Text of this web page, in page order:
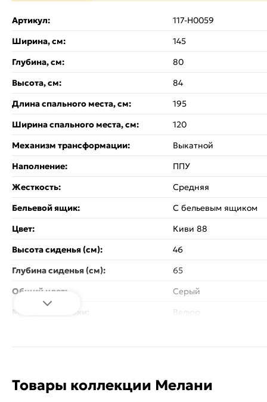
Артикул:
117-Н0059
Ширина, см:
145
Глубина, см:
80
Высота, см:
84
Длина спального места, см:
195
Ширина спального места, см:
120
Механизм трансформации:
Выкатной
Наполнение:
ППУ
Жесткость:
Средняя
Бельевой ящик:
С бельевым ящиком
Цвет:
Киви 88
Высота сиденья (см):
46
Глубина сиденья (см):
65
Общий цвет:
Серый
Материал обивки:
Велюр
Максимальная нагрузка на 1 сп.
Товары коллекции Мелани